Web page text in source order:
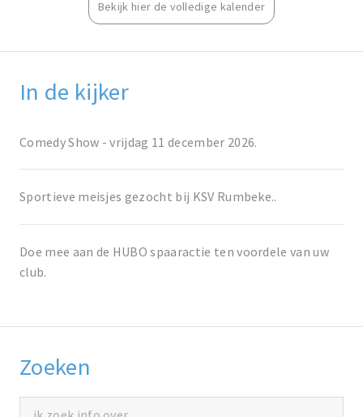
Bekijk hier de volledige kalender
In de kijker
Comedy Show - vrijdag 11 december 2026.
Sportieve meisjes gezocht bij KSV Rumbeke..
Doe mee aan de HUBO spaaractie ten voordele van uw
club.
Zoeken